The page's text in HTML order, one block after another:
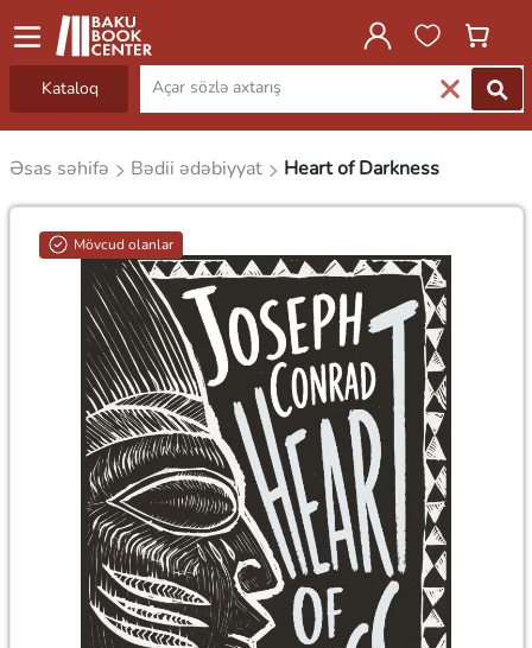
Kataloq
Əsas səhifə Bədii ədəbiyyat Heart of Darkness
Mövcud olanlar